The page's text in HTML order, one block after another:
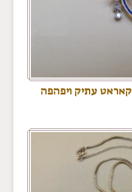
תליון יהלומים וספירים 18 קאראט עתיק ויפהפה